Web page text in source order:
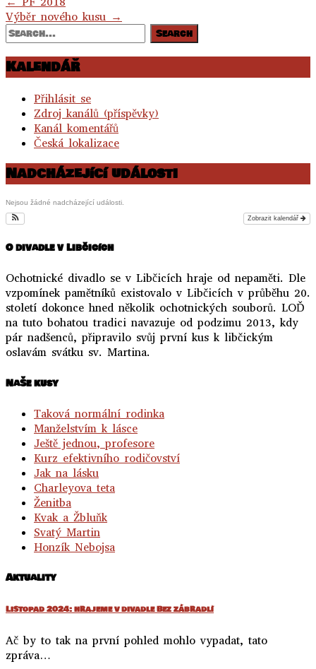
Výběr nového kusu →
Kalendář
Přihlásit se
Zdroj kanálů (příspěvky)
Kanál komentářů
Česká lokalizace
Nadcházející události
Nejsou žádné nadcházející události.
Zobrazit kalendář
O divadle v Libčicích
Ochotnické divadlo se v Libčicích hraje od nepaměti. Dle
vzpomínek pamětníků existovalo v Libčicích v průběhu 20.
století dokonce hned několik ochotnických souborů. LOĎ
na tuto bohatou tradici navazuje od podzimu 2013, kdy
pár nadšenců, připravilo svůj první kus k libčickým
oslavám svátku sv. Martina.
NaŠe kusy
Taková normální rodinka
Manželstvím k lásce
Ještě jednou, profesore
Kurz efektivního rodičovství
Jak na lásku
Charleyova teta
Ženitba
Kvak a Žbluňk
Svatý Martin
Honzík Nebojsa
Aktuality
Listopad 2024: hrajeme v divadle Bez zábradlí
Ač by to tak na první pohled mohlo vypadat, tato
zpráva…